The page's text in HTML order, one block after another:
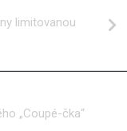
limitovanou
„Coupé-čka“